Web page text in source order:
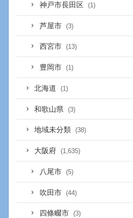
神戸市長田区 (1)
芦屋市 (3)
西宮市 (13)
豊岡市 (1)
北海道 (1)
和歌山県 (3)
地域未分類 (38)
大阪府 (1,635)
八尾市 (5)
吹田市 (44)
四條畷市 (3)